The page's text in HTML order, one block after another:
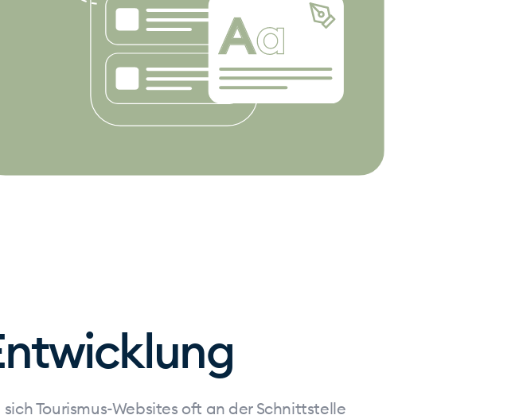
sich Tourismus-Websites oft an der Schnittstelle